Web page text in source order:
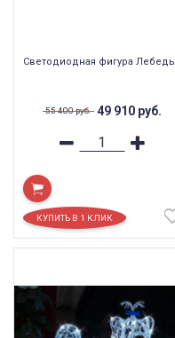
Светодиодная фигура Лебедь
55 400руб. 49 910 руб.